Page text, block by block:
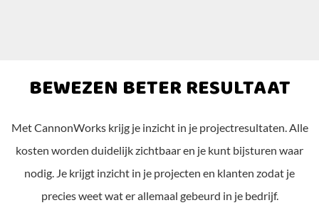
BEWEZEN BETER RESULTAAT
Met CannonWorks krijg je inzicht in je projectresultaten. Alle
kosten worden duidelijk zichtbaar en je kunt bijsturen waar
nodig. Je krijgt inzicht in je projecten en klanten zodat je
precies weet wat er allemaal gebeurd in je bedrijf.